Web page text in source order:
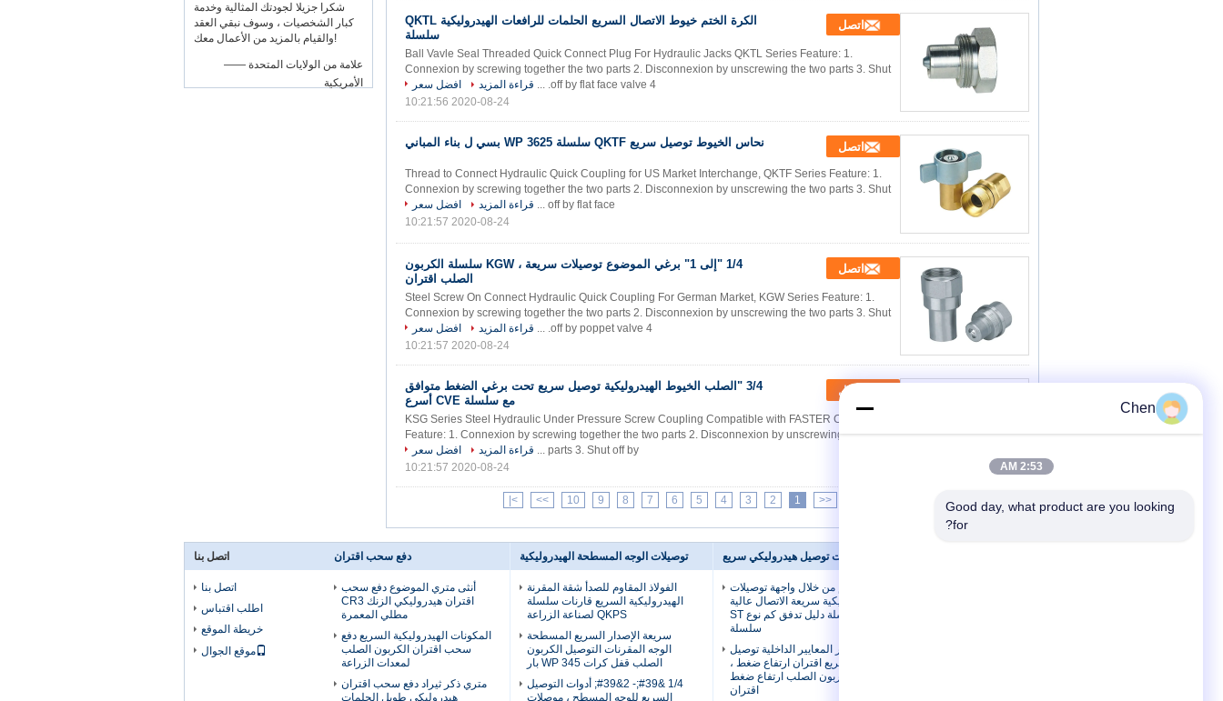
شكرا جزيلا لجودتك المثالية وخدمة
كبار الشخصيات ، وسوف نبقي العقد
والقيام بالمزيد من الأعمال معك!
—— علامة من الولايات المتحدة
الأمريكية
الكرة الختم خيوط الاتصال السريع الحلمات للرافعات الهيدروليكية QKTL
سلسلة
اتصل
Ball Vavle Seal Threaded Quick Connect Plug For Hydraulic Jacks QKTL Series Feature: 1.
Connexion by screwing together the two parts 2. Disconnexion by unscrewing the two parts 3. Shut
off by flat face valve 4. ...
قراءة المزيد
افضل سعر
2020-08-24 10:21:56
نحاس الخيوط توصيل سريع QKTF سلسلة WP 3625 بسي ل بناء المباني اتصل
Thread to Connect Hydraulic Quick Coupling for US Market Interchange, QKTF Series Feature: 1.
Connexion by screwing together the two parts 2. Disconnexion by unscrewing the two parts 3. Shut
off by flat face ...
قراءة المزيد
افضل سعر
2020-08-24 10:21:57
1/4 "إلى 1" برغي الموضوع توصيلات سريعة ، KGW سلسلة الكربون
الصلب اقتران
اتصل
Steel Screw On Connect Hydraulic Quick Coupling For German Market, KGW Series Feature: 1.
Connexion by screwing together the two parts 2. Disconnexion by unscrewing the two parts 3. Shut
off by poppet valve 4. ...
قراءة المزيد
افضل سعر
2020-08-24 10:21:57
3/4 "الصلب الخيوط الهيدروليكية توصيل سريع تحت برغي الضغط متوافق
مع سلسلة CVE أسرع
اتصل
KSG Series Steel Hydraulic Under Pressure Screw Coupling Compatible with FASTER CVE series​
Feature: 1. Connexion by screwing together the two parts 2. Disconnexion by unscrewing the two
parts 3. Shut off by ...
قراءة المزيد
افضل سعر
2020-08-24 10:21:57
<<
1
2
3
4
5
6
7
8
9
10
>>
>|
وصلات توصيل هيدروليكي سريع
مستقيم من خلال واجهة توصيلات
هيدروليكية سريعة الاتصال عالية
سلسلة دليل تدفق كم نوع ST
سلسلة
باركر المعايير الداخلية توصيل
سريع اقتران ارتفاع ضغط ،
الكربون الصلب ارتفاع ضغط
اقتران
توصيلات الوجه المسطحة الهيدروليكية
الفولاذ المقاوم للصدأ شقة المقرنة
الهيدروليكية السريع قارنات سلسلة
QKPS لصناعة الزراعة
سريعة الإصدار السريع المسطحة
الوجه المقرنات التوصيل الكربون
الصلب قفل كرات WP 345 بار
1/4 &#39;- 2&#39; أدوات التوصيل
السريع للوجه المسطح ، موصلات
دفع سحب اقتران
أنثى متري الموضوع دفع سحب
اقتران هيدروليكي الزنك CR3
مطلي المعمرة
المكونات الهيدروليكية السريع دفع
سحب اقتران الكربون الصلب
لمعدات الزراعة
متري ذكر ثيراد دفع سحب اقتران
هيدروليكي طويل الحلمات
اتصل بنا
اتصل بنا
اطلب اقتباس
خريطة الموقع
موقع الجوال
Chen
2:53 AM
Good day, what product are you looking
for?